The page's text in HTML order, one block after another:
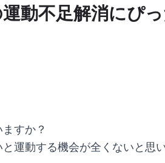
動不足解消にぴ
すか？
運動する機会が全くないと思い